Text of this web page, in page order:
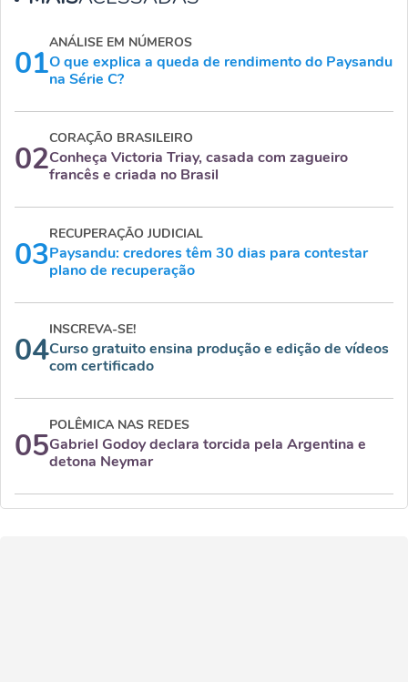
01
ANÁLISE EM NÚMEROS
O que explica a queda de rendimento do Paysandu
na Série C?
02
CORAÇÃO BRASILEIRO
Conheça Victoria Triay, casada com zagueiro
francês e criada no Brasil
03
RECUPERAÇÃO JUDICIAL
Paysandu: credores têm 30 dias para contestar
plano de recuperação
04
INSCREVA-SE!
Curso gratuito ensina produção e edição de vídeos
com certificado
05
POLÊMICA NAS REDES
Gabriel Godoy declara torcida pela Argentina e
detona Neymar